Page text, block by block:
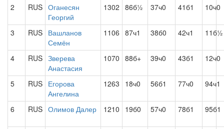
2 RUS Оганесян
Георгий
1302 86б½ 37ч0 41б1 10ч0
3 RUS Вашланов
Семён
1106 87ч1 38б0 42ч1 11б½
4 RUS Зверева
Анастасия
1070 88б+ 39ч0 43б1 12ч0
5 RUS Егорова
Ангелина
1263 18ч0 56б1 77ч0 94ч1
6 RUS Олимов Далер 1210 19б0 57ч0 78б1 95б1